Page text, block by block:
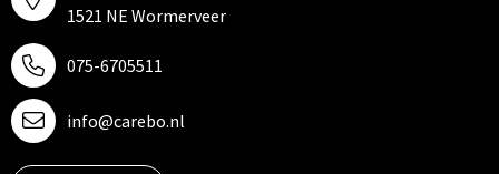
1521 NE Wormerveer
075-6705511
info@carebo.nl